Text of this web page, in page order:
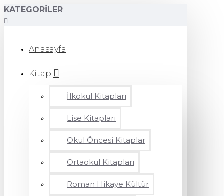
KATEGORILER
Anasayfa
Kitap
İlkokul Kitapları
Lise Kitapları
Okul Öncesi Kitaplar
Ortaokul Kitapları
Roman Hikaye Kültür